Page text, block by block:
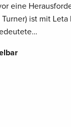
eine
ist mit Leta